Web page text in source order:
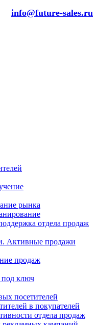
info@future-sales.ru
рынка
отдела продаж
Активные продажи
продаж
под ключ
посетителей
в покупателей
отдела продаж